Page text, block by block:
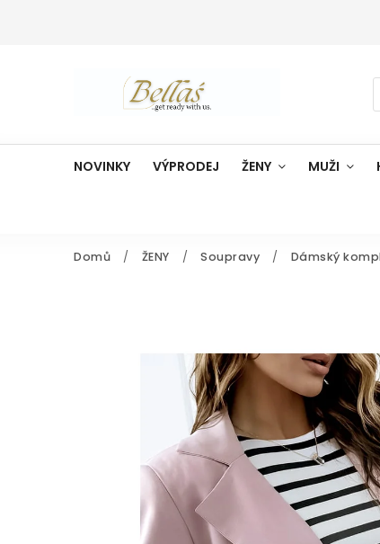
NOVINKY VÝPRODEJ ŽENY MUŽI
Domů / ŽENY / Soupravy / Dámský